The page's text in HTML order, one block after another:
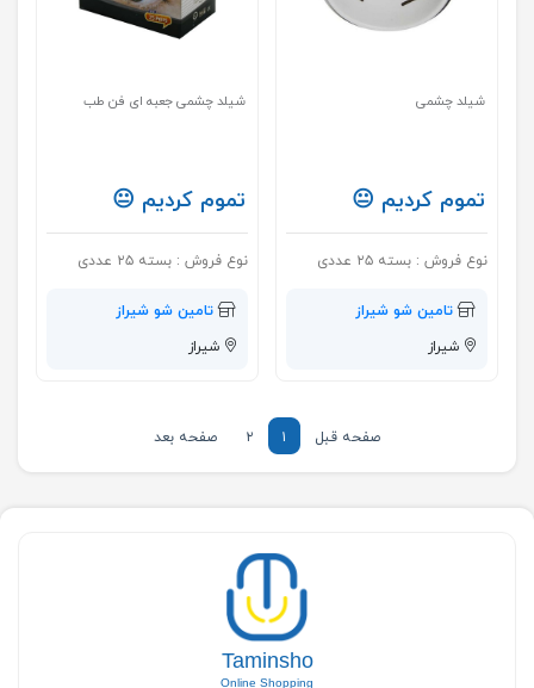
شیلد چشمی
تموم کردیم 😐
نوع فروش : بسته ۲۵ عددی
تامین شو شیراز
شیراز
شیلد چشمی جعبه ای فن طب
تموم کردیم 😐
نوع فروش : بسته ۲۵ عددی
تامین شو شیراز
شیراز
صفحه قبل ۱ ۲ صفحه بعد
Taminsho
Online Shopping